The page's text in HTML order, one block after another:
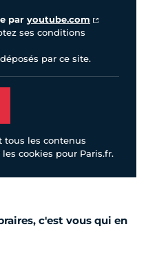
par youtube.com
ses conditions
par ce site.
les contenus
cookies pour Paris.fr.
c'est vous qui en